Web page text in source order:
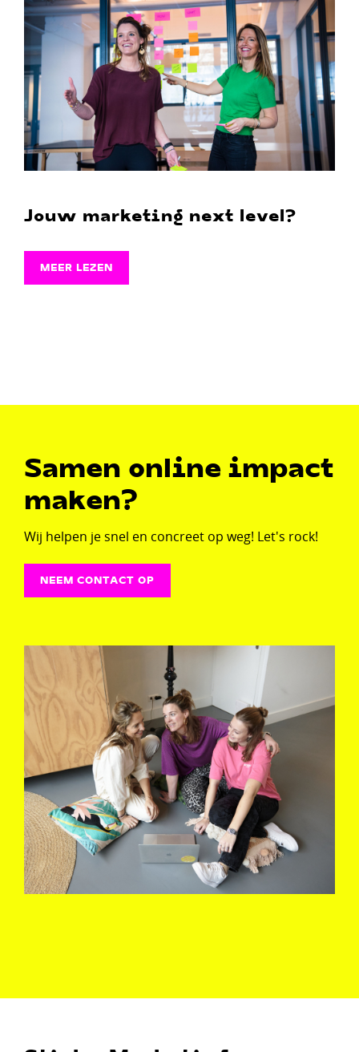
Jouw marketing next level?
MEER LEZEN
Samen online impact
maken?
Wij helpen je snel en concreet op weg! Let's rock!
NEEM CONTACT OP